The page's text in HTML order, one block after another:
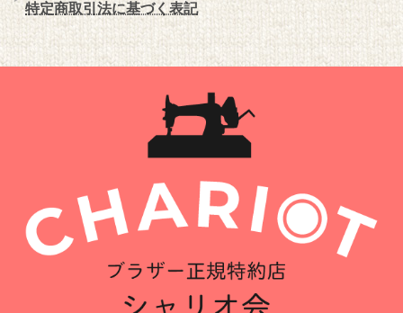
特定商取引法に基づく表記